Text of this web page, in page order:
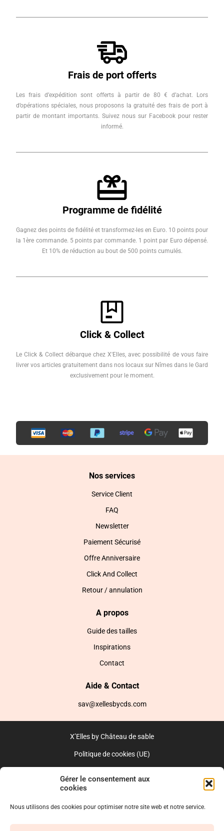
Gérer le consentement aux
cookies
Nous utilisons des cookies pour optimiser notre site web et notre service.
Frais de port offerts
Les frais d’expédition sont offerts à partir de 80 € d’achat. Lors
d’opérations spéciales, nous proposons la gratuité des frais de port à
partir de montant importants. Suivez nous sur Facebook pour rester
informé.
Programme de fidélité
Gagnez des points de fidélité et transformez-les en Euro. 10 points pour
la 1ère commande. 5 points par commande. 1 point par Euro dépensé.
Et 10% de réduction au bout de 500 points cumulés.
Click & Collect
Le Click & Collect débarque chez X'Elles, avec possibilité de vous faire
livrer vos articles gratuitement dans nos locaux sur Nîmes dans le Gard
exclusivement pour le moment.
Nos services
Service Client
FAQ
Newsletter
Paiement Sécurisé
Offre Anniversaire
Click And Collect
Retour / annulation
A propos
Guide des tailles
Inspirations
Contact
Aide & Contact
sav@xellesbycds.com
X’Elles by Château de sable
Politique de cookies (UE)
Réalisé par l’agence web :